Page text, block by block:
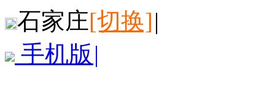
石家庄[切换]|
手机版 |